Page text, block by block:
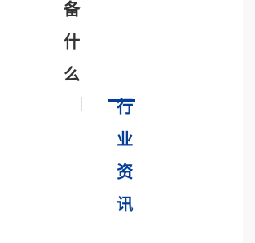
备
什
么
行
业
资
讯